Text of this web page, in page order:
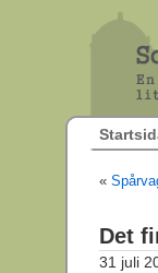
«
Det
31 juli